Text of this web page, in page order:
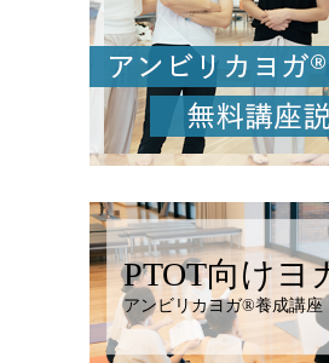
PTOT向けヨ
アンビリカヨガ®︎養成講座